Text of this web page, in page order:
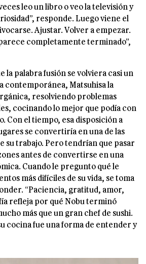
leo un libro o veo la televisión y
responde. Luego viene el
Ajustar. Volver a empezar.
completamente terminado”,
la palabra fusión se volviera casi un
contemporánea, Matsuhisa la
resolviendo problemas
cocinando lo mejor que podía con
Con el tiempo, esa disposición a
se convertiría en una de las
su trabajo. Pero tendrían que pasar
antes de convertirse en una
Cuando le pregunto qué le
más difíciles de su vida, se toma
“Paciencia, gratitud, amor,
refleja por qué Nobu terminó
más que un gran chef de sushi.
cocina fue una forma de entender y